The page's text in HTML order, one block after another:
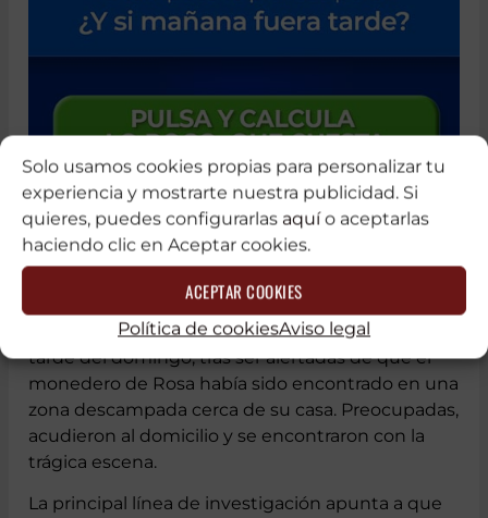
Solo usamos cookies propias para personalizar tu
experiencia y mostrarte nuestra publicidad. Si
quieres, puedes configurarlas aquío aceptarlas
haciendo clic en Aceptar cookies.
ACEPTAR COOKIES
Política de cookiesAviso legal
Levante-EMVinformó que las hijas de la
víctima descubrieron el cadáver de su madre la
tarde del domingo, tras ser alertadas de que el
monedero de Rosa había sido encontrado en una
zona descampada cerca de su casa. Preocupadas,
acudieron al domicilio y se encontraron con la
trágica escena.
La principal línea de investigación apunta a que